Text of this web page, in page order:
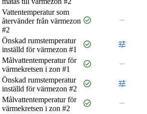
Vattentemperatur som
återvänder från värmezon
#2
check_circle remove
Önskad rumstemperatur
inställd för värmezon #1
check_circle tune
Målvattentemperatur för
värmekretsen i zon #1
check_circle remove
Önskad rumstemperatur
inställd för värmezon #2
check_circle tune
Målvattentemperatur för
värmekretsen i zon #2
check_circle remove